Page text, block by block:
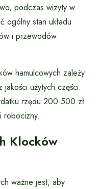
podczas wizyty w
ogólny stan układu
i przewodów
hamulcowych zależy
użytych części.
rzędu 200-500 zł
robocizny.
Klocków
ważne jest, aby